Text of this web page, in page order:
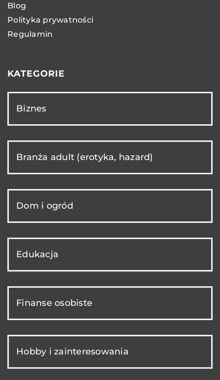
Blog
Polityka prywatności
Regulamin
KATEGORIE
Biznes
Branża adult (erotyka, hazard)
Dom i ogród
Edukacja
Finanse osobiste
Hobby i zainteresowania